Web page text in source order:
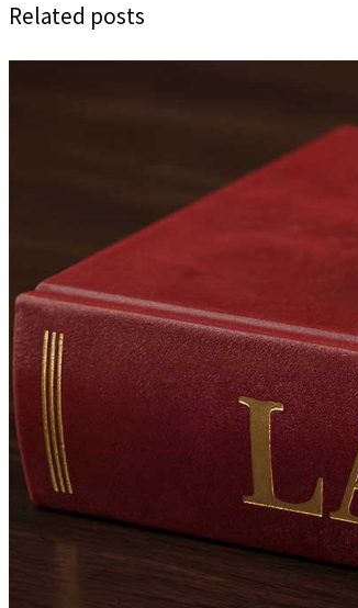
Related posts